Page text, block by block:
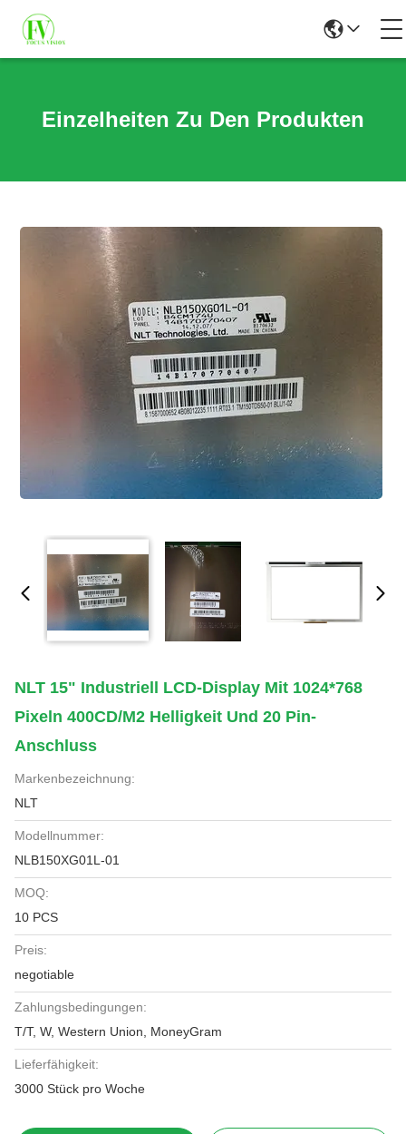
Einzelheiten Zu Den Produkten
NLT 15" Industriell LCD-Display Mit 1024*768
Pixeln 400CD/M2 Helligkeit Und 20 Pin-
Anschluss
Markenbezeichnung:
NLT
Modellnummer:
NLB150XG01L-01
MOQ:
10 PCS
Preis:
negotiable
Zahlungsbedingungen:
T/T, W, Western Union, MoneyGram
Lieferfähigkeit:
3000 Stück pro Woche